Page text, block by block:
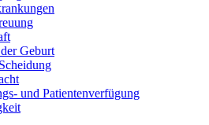
Geburt
und Patientenverfügung